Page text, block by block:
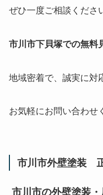
ぜひ一度ご相談くださ
市川市下貝塚での無料
地域密着で、誠実に対
お気軽にお問い合わせ
市川市外壁塗装
市川市の外壁塗装